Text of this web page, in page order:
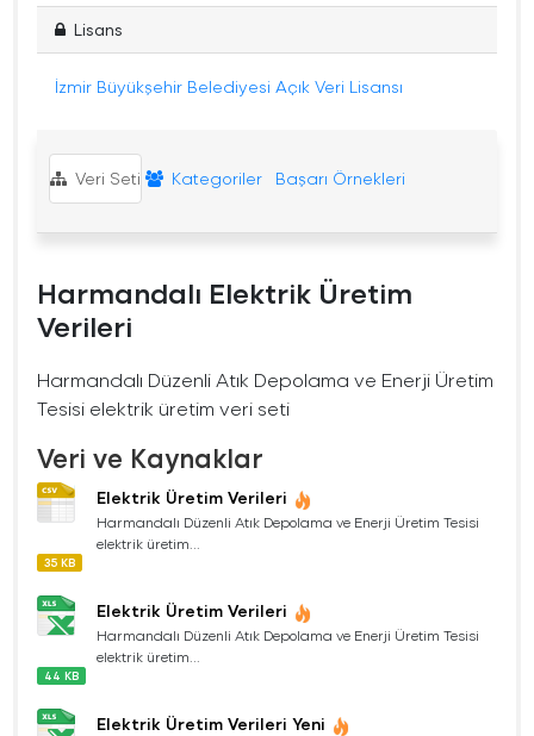
Lisans
İzmir Büyükşehir Belediyesi Açık Veri Lisansı
Veri Seti Kategoriler Başarı Örnekleri
Harmandalı Elektrik Üretim
Verileri
Harmandalı Düzenli Atık Depolama ve Enerji Üretim
Tesisi elektrik üretim veri seti
Veri ve Kaynaklar
Elektrik Üretim Verileri
Harmandalı Düzenli Atık Depolama ve Enerji Üretim Tesisi
elektrik üretim...
35 KB
Elektrik Üretim Verileri
Harmandalı Düzenli Atık Depolama ve Enerji Üretim Tesisi
elektrik üretim...
44 KB
Elektrik Üretim Verileri Yeni